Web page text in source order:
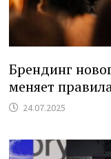
Брендинг
меняет
24.07.2025